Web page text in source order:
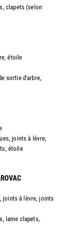
clapets (selon
étoile
sortie d'arbre,
joints à lèvre,
étoile
à lèvre, joints
lame clapets,